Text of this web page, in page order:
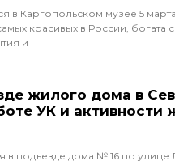
в Каргопольском музее 5
красивых в России,
и
жилого дома в
УК и активности
в подъезде дома № 16 по